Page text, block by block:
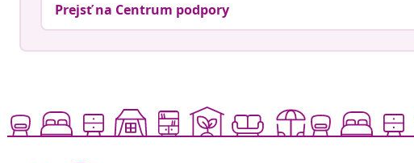
Prejsť na Centrum podpory